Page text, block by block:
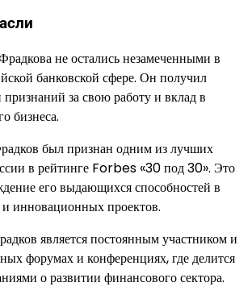
не остались незамеченными в
банковской сфере. Он получил
за свою работу и вклад в
бизнеса.
был признан одним из лучших
в рейтинге Forbes «30 под 30». Это
его выдающихся способностей в
инновационных проектов.
является постоянным участником и
форумах и конференциях, где делится
о развитии финансового сектора.